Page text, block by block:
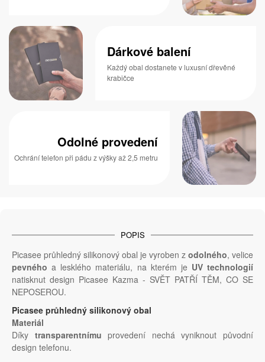
Dárkové balení
Každý obal dostanete v luxusní dřevěné
krabičce
Odolné provedení
Ochrání telefon při pádu z výšky až 2,5 metru
POPIS
Picasee průhledný silikonový obal je vyroben z odolného, velice
pevného a lesklého materiálu, na kterém je UV technologií
natisknut design Picasee Kazma - SVĚT PATŘÍ TĚM, CO SE
NEPOSEROU.
Picasee průhledný silikonový obal
Materiál
Díky transparentnímu provedení nechá vyniknout původní
design telefonu.